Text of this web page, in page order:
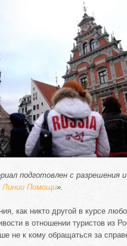
подготовлен с разрешения
Линии Помощи».
как никто другой в курсе
в отношении туристов из
не к кому обращаться за